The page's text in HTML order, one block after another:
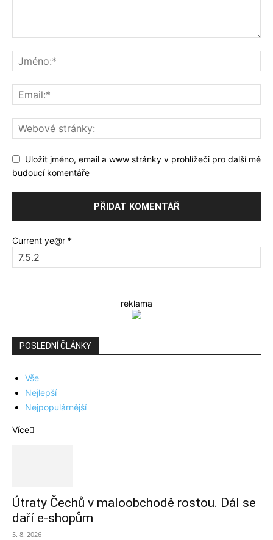
Uložit jméno, email a www stránky v prohlížeči pro další mé
budoucí komentáře
Current ye@r *
reklama
POSLEDNÍ ČLÁNKY
Vše
Nejlepší
Nejpopulárnější
Více
Útraty Čechů v maloobchodě rostou. Dál se
daří e-shopům
5. 8. 2026